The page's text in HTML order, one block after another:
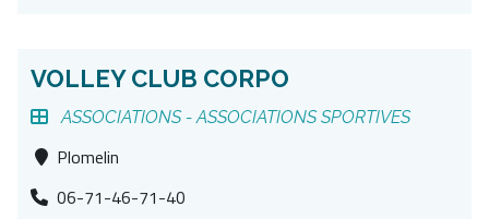
VOLLEY CLUB CORPO
ASSOCIATIONS - ASSOCIATIONS SPORTIVES
Plomelin
06-71-46-71-40